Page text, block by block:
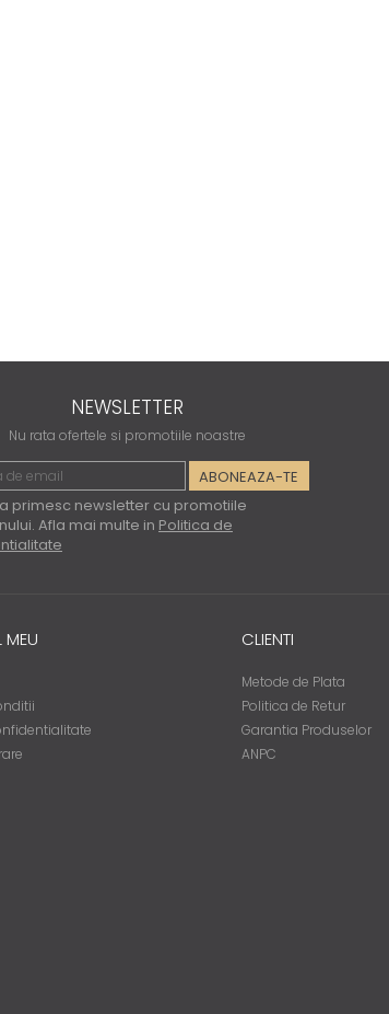
NEWSLETTER
Nu rata ofertele si promotiile noastre
primesc newsletter cu promotiile
Afla mai multe in Politica de
CLIENTI
Metode de Plata
Politica de Retur
Garantia Produselor
ANPC